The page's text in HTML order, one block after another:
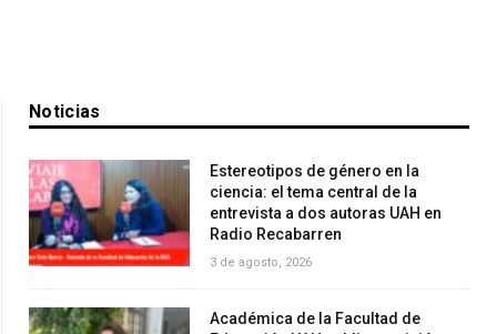
Noticias
Estereotipos de género en la
ciencia: el tema central de la
entrevista a dos autoras UAH en
Radio Recabarren
3 de agosto, 2026
Académica de la Facultad de